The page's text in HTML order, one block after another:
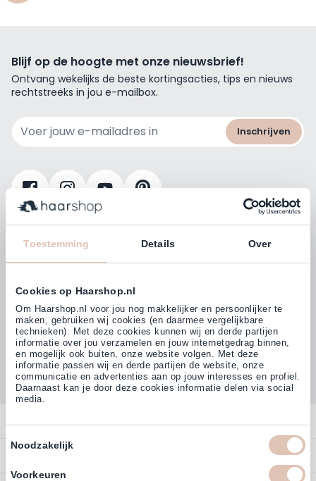
Toestemming Details Over
Cookies op Haarshop.nl
Om Haarshop.nl voor jou nog makkelijker en persoonlijker te
maken, gebruiken wij cookies (en daarmee vergelijkbare
technieken). Met deze cookies kunnen wij en derde partijen
informatie over jou verzamelen en jouw internetgedrag binnen,
en mogelijk ook buiten, onze website volgen. Met deze
informatie passen wij en derde partijen de website, onze
communicatie en advertenties aan op jouw interesses en profiel.
Daarnaast kan je door deze cookies informatie delen via social
media.
Noodzakelijk
Voorkeuren
Contact
Overzicht
Contact
Blijf op de hoogte met onze nieuwsbrief!
Ontvang wekelijks de beste kortingsacties, tips en nieuws
rechtstreeks in jou e-mailbox.
Inschrijven
4,77 (38.000+)